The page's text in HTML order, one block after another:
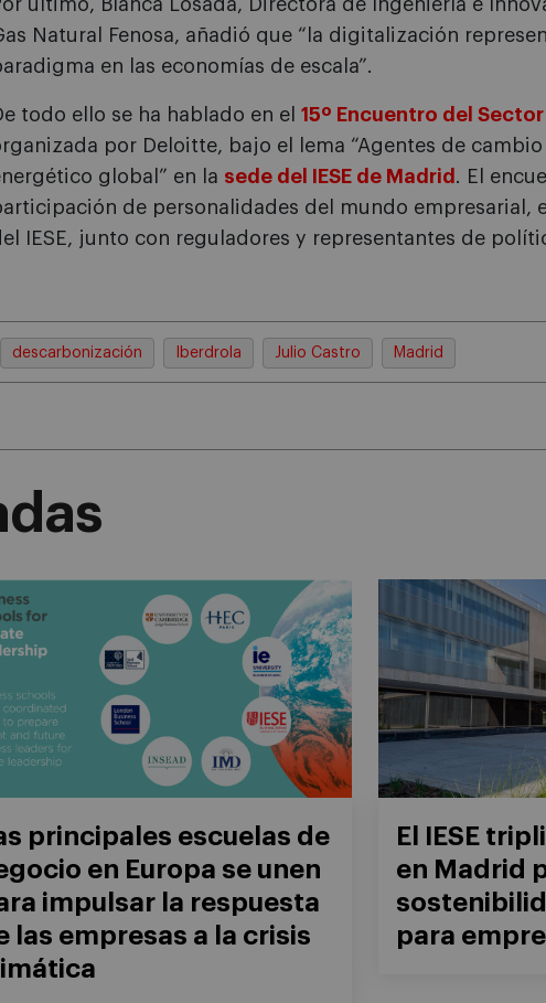
último, Blanca Losada, Directora de Ingeniería e
Natural Fenosa, añadió que “la digitalización
en las economías de escala”.
todo ello se ha hablado en el 15º Encuentro del
por Deloitte, bajo el lema “Agentes de
global” en la sede del IESE de Madrid . El
de personalidades del mundo empresarial,
IESE, junto con reguladores y representantes de
descarbonización Iberdrola Julio Castro Madrid
principales escuelas de
en Europa se unen
impulsar la respuesta
las empresas a la crisis
El IESE
en Madrid
para